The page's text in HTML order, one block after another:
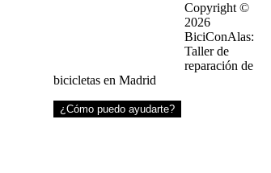
Copyright ©
2026
BiciConAlas:
Taller de
reparación de
bicicletas en Madrid
¿Cómo puedo ayudarte?